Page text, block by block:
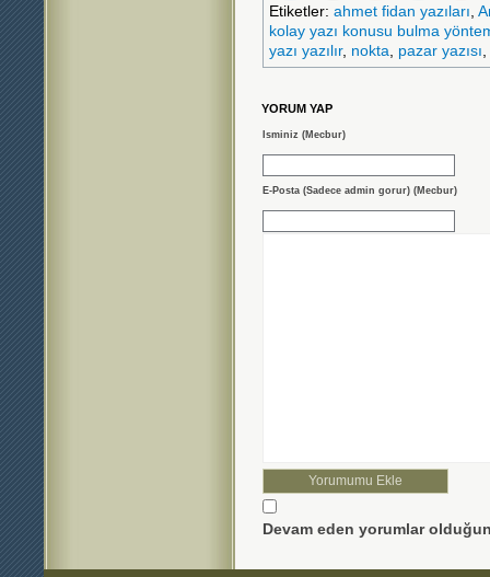
Etiketler: ahmet fidan yazıları
kolay yazı konusu bulma
yazı yazılır, nokta pazar yazısı
YORUM YAP
Isminiz (Mecbur)
E-Posta (Sadece admin gorur) (Mecbur)
Devam eden yorumlar